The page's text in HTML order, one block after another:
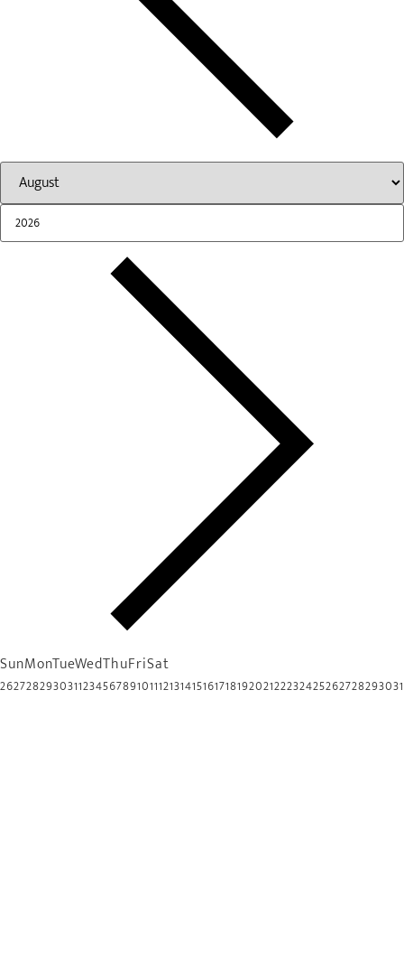
SunMonTueWedThuFriSat
26272829303112345678910111213141516171819202122232425262728293031